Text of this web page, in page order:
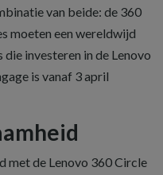
van beide: de 360
moeten een wereldwijd
investeren in de Lenovo
is vanaf 3 april
met de Lenovo 360 Circle